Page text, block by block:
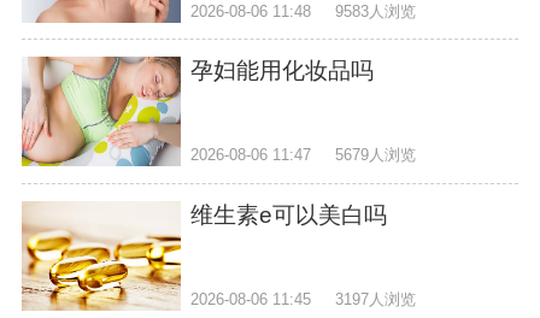
2026-08-06 11:48 9583人浏览
孕妇能用化妆品吗
2026-08-06 11:47 5679人浏览
维生素e可以美白吗
2026-08-06 11:45 3197人浏览